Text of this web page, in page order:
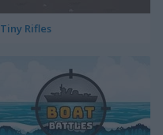
Tiny Rifles